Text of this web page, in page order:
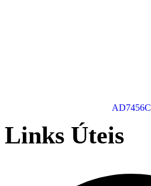
AD7456C
Links Úteis